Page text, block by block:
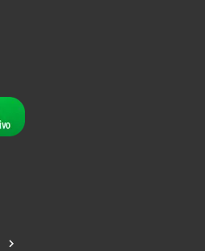
keyboard_arrow_right